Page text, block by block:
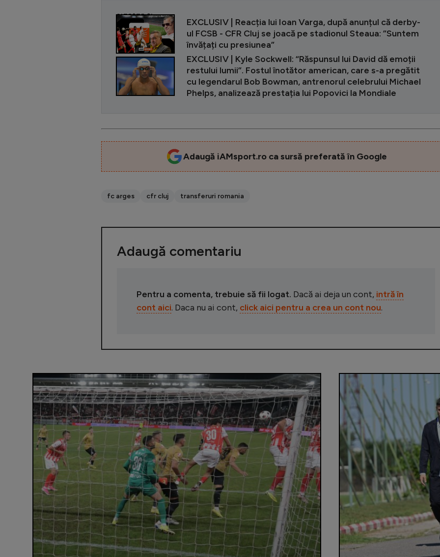
CITEȘTE ȘI
EXCLUSIV | Reacția lui Ioan Varga, după anunțul că derby-
ul FCSB - CFR Cluj se joacă pe stadionul Steaua: ”Suntem
învățați cu presiunea”
EXCLUSIV | Kyle Sockwell: “Răspunsul lui David dă emoții
restului lumii”. Fostul înotător american, care s-a pregătit
cu legendarul Bob Bowman, antrenorul celebrului Michael
Phelps, analizează prestația lui Popovici la Mondiale
Adaugă iAMsport.ro ca sursă preferată în Google
fc arges cfr cluj transferuri romania
Adaugă comentariu
Pentru a comenta, trebuie să fii logat. Dacă ai deja un cont, intră în
cont aici. Daca nu ai cont, click aici pentru a crea un cont nou.